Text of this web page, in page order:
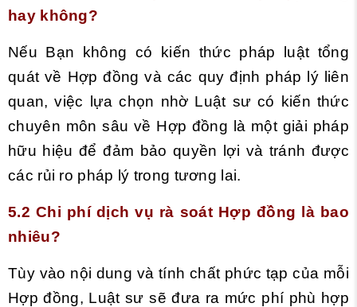
hay không?
Nếu Bạn không có kiến thức pháp luật tổng
quát về Hợp đồng và các quy định pháp lý liên
quan, việc lựa chọn nhờ Luật sư có kiến thức
chuyên môn sâu về Hợp đồng là một giải pháp
hữu hiệu để đảm bảo quyền lợi và tránh được
các rủi ro pháp lý trong tương lai.
5.2 Chi phí dịch vụ rà soát Hợp đồng là bao
nhiêu?
Tùy vào nội dung và tính chất phức tạp của mỗi
Hợp đồng, Luật sư sẽ đưa ra mức phí phù hợp